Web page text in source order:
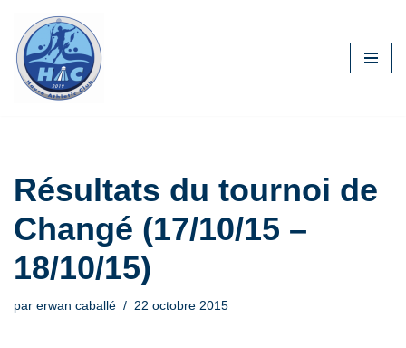
Aller
au
contenu
Résultats du tournoi de
Changé (17/10/15 –
18/10/15)
par erwan caballé 22 octobre 2015